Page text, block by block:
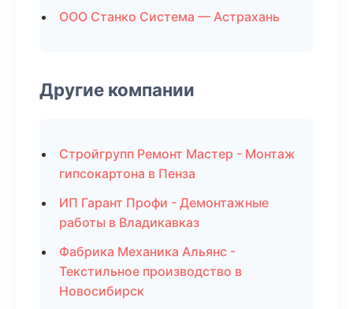
ООО Станко Система — Астрахань
Другие компании
Стройгрупп Ремонт Мастер - Монтаж
гипсокартона в Пенза
ИП Гарант Профи - Демонтажные
работы в Владикавказ
Фабрика Механика Альянс -
Текстильное производство в
Новосибирск